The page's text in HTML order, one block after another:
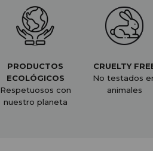
PRODUCTOS
ECOLÓGICOS
Respetuosos con
nuestro planeta
CRUELTY
No testados
animales